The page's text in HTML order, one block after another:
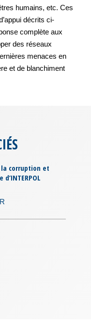
humains, etc. Ces
décrits ci-
complète aux
des réseaux
menaces en
et de blanchiment
corruption et